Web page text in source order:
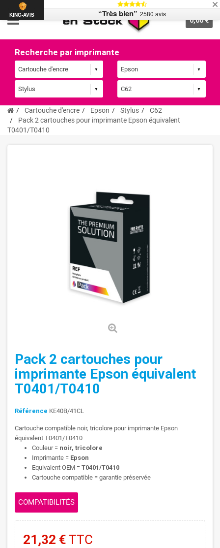
0,00 €
Recherche par imprimante
Cartouche d'encre Epson Stylus
C62
Pack 2 cartouches pour imprimante Epson équivalent
T0401/T0410
Pack 2 cartouches pour
imprimante Epson équivalent
T0401/T0410
Référence KE40B/41CL
Cartouche compatible noir, tricolore pour imprimante Epson
équivalent T0401/T0410
Couleur = noir, tricolore
Imprimante = Epson
Equivalent OEM = T0401/T0410
Cartouche compatible = garantie préservée
COMPATIBILITÉS
21,32 € TTC
KING-AVIS “Très bien” 2580 avis